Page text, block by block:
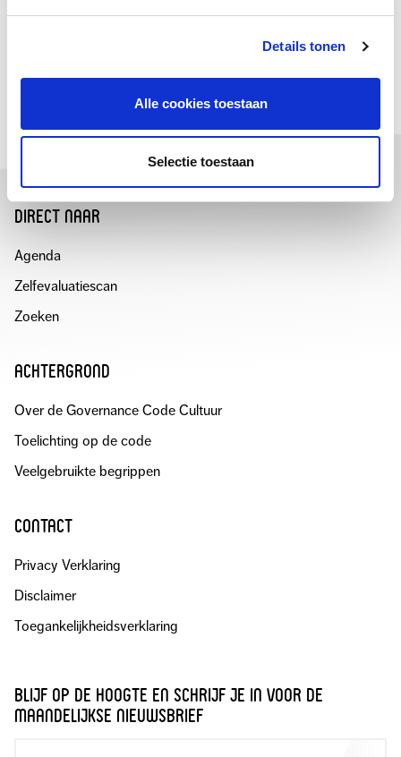
Details tonen
Alle cookies toestaan
Selectie toestaan
VIA
direct naar
Agenda
Zelfevaluatiescan
Zoeken
achtergrond
Over de Governance Code Cultuur
Toelichting op de code
Veelgebruikte begrippen
contact
Privacy Verklaring
Disclaimer
Toegankelijkheidsverklaring
blijf op de hoogte en schrijf je in voor de
maandelijkse nieuwsbrief